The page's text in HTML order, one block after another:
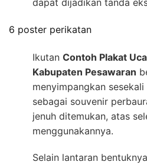
dapat dijadikan tanda
6 poster perikatan
Ikutan Contoh Plakat
Kabupaten Pesawaran
menyimpangkan
sebagai souvenir
jenuh ditemukan, atas
menggunakannya.
Selain lantaran